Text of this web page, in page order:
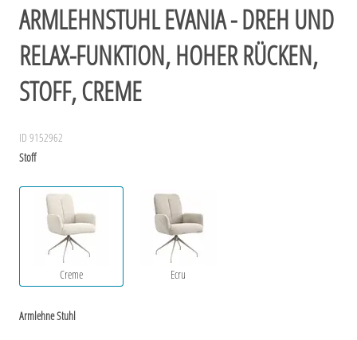
ARMLEHNSTUHL EVANIA - DREH UND
RELAX-FUNKTION, HOHER RÜCKEN,
STOFF, CREME
ID 9152962
Stoff
Creme Ecru
Armlehne Stuhl